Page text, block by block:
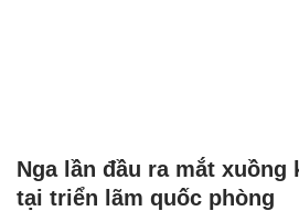
Nga lần đầu ra mắt
tại triển lãm quốc phòng